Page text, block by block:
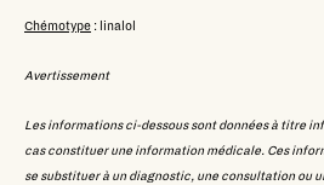
Chémotype : linalol
Avertissement
Les informations ci-dessous sont données à titre
cas constituer une information médicale. Ces
se substituer à un diagnostic, une consultation ou